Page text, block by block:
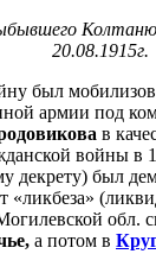
20.08.1915г.
был
армии под
в
войны в
декрету) был
«ликбеза»
обл.
а потом в